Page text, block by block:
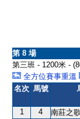
第 8 場
第三班 - 1200米 -
全方位賽事重溫
名次 馬號
1 4 南莊之歌